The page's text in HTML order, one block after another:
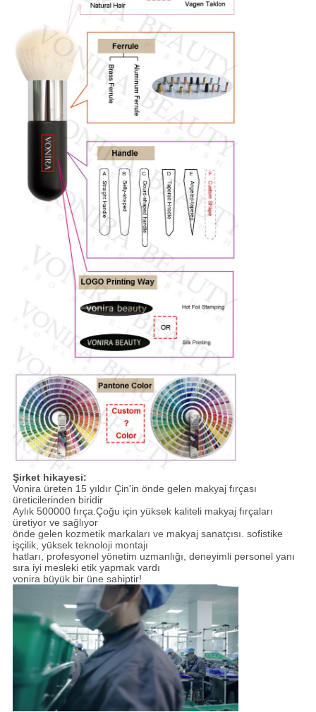
Şirket hikayesi:
Vonira üreten 15 yıldır Çin'in önde gelen makyaj fırçası
üreticilerinden biridir
Aylık 500000 fırça.Çoğu için yüksek kaliteli makyaj fırçaları
üretiyor ve sağlıyor
önde gelen kozmetik markaları ve makyaj sanatçısı. sofistike
işçilik, yüksek teknoloji montajı
hatları, profesyonel yönetim uzmanlığı, deneyimli personel yanı
sıra iyi mesleki etik yapmak vardı
vonira büyük bir üne sahiptir!